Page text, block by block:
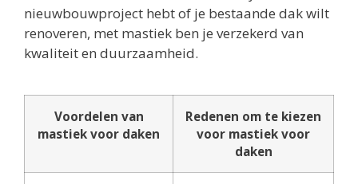
nieuwbouwproject hebt of je bestaande dak wilt
renoveren, met mastiek ben je verzekerd van
kwaliteit en duurzaamheid.
Voordelen van
mastiek voor daken
Redenen om te kiezen
voor mastiek voor
daken